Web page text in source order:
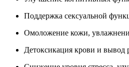
Поддержка сексуальной
Омоложение кожи,
Детоксикация крови и вывод